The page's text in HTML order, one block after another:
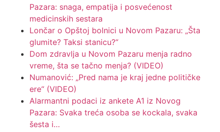
Pazara: snaga, empatija i posvećenost
medicinskih sestara
Lončar o Opštoj bolnici u Novom Pazaru: „Šta
glumite? Taksi stanicu?“
Dom zdravlja u Novom Pazaru menja radno
vreme, šta se tačno menja? (VIDEO)
Numanović: „Pred nama je kraj jedne političke
ere“ (VIDEO)
Alarmantni podaci iz ankete A1 iz Novog
Pazara: Svaka treća osoba se kockala, svaka
šesta i…